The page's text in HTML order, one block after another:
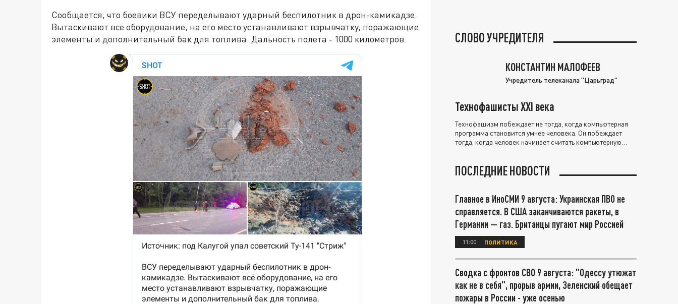
Сообщается, что боевики ВСУ переделывают ударный беспилотник в дрон-камикадзе.
Вытаскивают всё оборудование, на его место устанавливают взрывчатку, поражающие
элементы и дополнительный бак для топлива. Дальность полета - 1000 километров.
СЛОВО УЧРЕДИТЕЛЯ
КОНСТАНТИН МАЛОФЕЕВ
Учредитель телеканала "Царьград"
Технофашисты XXI века
Технофашизм побеждает не тогда, когда компьютерная
программа становится умнее человека. Он побеждает
тогда, когда человек начинает считать компьютерную
ПОСЛЕДНИЕ НОВОСТИ
Главное в ИноСМИ 9 августа: Украинская ПВО не
справляется. В США заканчиваются ракеты, в
Германии — газ. Британцы пугают мир Россией
11:00 ПОЛИТИКА
Сводка с фронтов СВО 9 августа: "Одессу утюжат
как не в себя", прорыв армии, Зеленский обещает
пожары в России - уже осенью